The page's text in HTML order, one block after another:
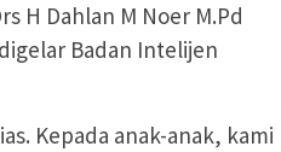
H Dahlan M Noer M.Pd
Badan Intelijen
Kepada anak-anak, kami